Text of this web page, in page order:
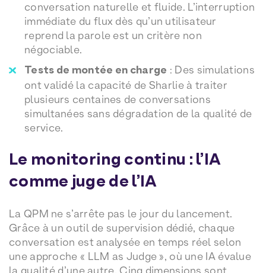
conversation naturelle et fluide. L’interruption
immédiate du flux dès qu’un utilisateur
reprend la parole est un critère non
négociable.
Tests de montée en charge : Des simulations
ont validé la capacité de Sharlie à traiter
plusieurs centaines de conversations
simultanées sans dégradation de la qualité de
service.
Le monitoring continu : l’IA
comme juge de l’IA
La QPM ne s’arrête pas le jour du lancement.
Grâce à un outil de supervision dédié, chaque
conversation est analysée en temps réel selon
une approche « LLM as Judge », où une IA évalue
la qualité d’une autre. Cinq dimensions sont